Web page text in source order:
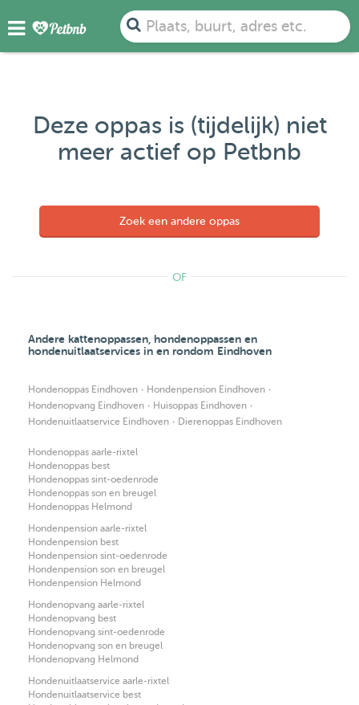
Plaats, buurt, adres etc.
Deze oppas is (tijdelijk) niet
meer actief op Petbnb
Zoek een andere oppas
OF
Andere kattenoppassen, hondenoppassen en
hondenuitlaatservices in en rondom Eindhoven
Hondenoppas Eindhoven · Hondenpension Eindhoven ·
Hondenopvang Eindhoven · Huisoppas Eindhoven ·
Hondenuitlaatservice Eindhoven · Dierenoppas Eindhoven
Hondenoppas aarle-rixtel
Hondenoppas best
Hondenoppas sint-oedenrode
Hondenoppas son en breugel
Hondenoppas Helmond
Hondenpension aarle-rixtel
Hondenpension best
Hondenpension sint-oedenrode
Hondenpension son en breugel
Hondenpension Helmond
Hondenopvang aarle-rixtel
Hondenopvang best
Hondenopvang sint-oedenrode
Hondenopvang son en breugel
Hondenopvang Helmond
Hondenuitlaatservice aarle-rixtel
Hondenuitlaatservice best